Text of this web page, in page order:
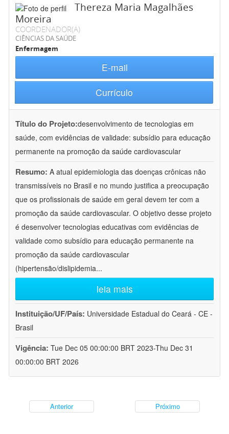
Thereza Maria Magalhães
Moreira
COORDENADOR(A)
CIÊNCIAS DA SAÚDE
Enfermagem
E-mail
Currículo
Título do Projeto:desenvolvimento de tecnologias em
saúde, com evidências de validade: subsídio para educação
permanente na promoção da saúde cardiovascular
Resumo: A atual epidemiologia das doenças crônicas não
transmissíveis no Brasil e no mundo justifica a preocupação
que os profissionais de saúde em geral devem ter com a
promoção da saúde cardiovascular. O objetivo desse projeto
é desenvolver tecnologias educativas com evidências de
validade como subsídio para educação permanente na
promoção da saúde cardiovascular
(hipertensão/dislipidemia...
leia mais
Instituição/UF/País: Universidade Estadual do Ceará - CE -
Brasil
Vigência: Tue Dec 05 00:00:00 BRT 2023-Thu Dec 31
00:00:00 BRT 2026
Anterior Próximo